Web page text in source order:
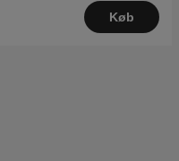
Køb